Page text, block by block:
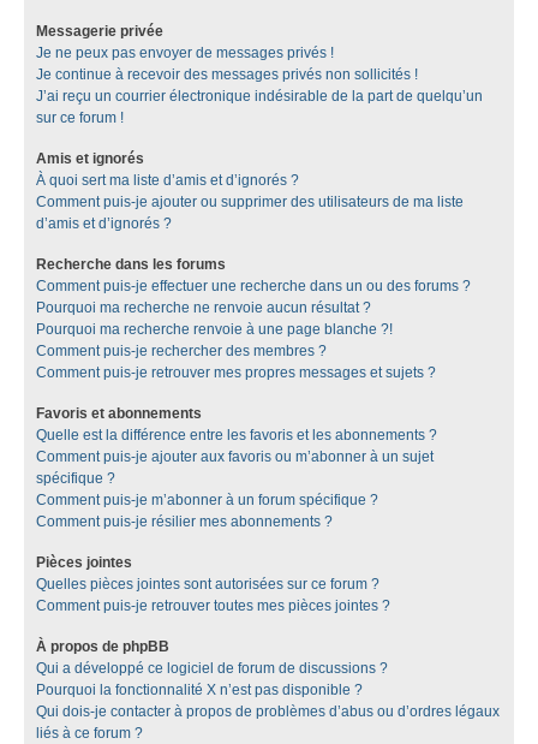
Messagerie privée
Je ne peux pas envoyer de messages privés !
Je continue à recevoir des messages privés non sollicités !
J’ai reçu un courrier électronique indésirable de la part de quelqu’un
sur ce forum !
Amis et ignorés
À quoi sert ma liste d’amis et d’ignorés ?
Comment puis-je ajouter ou supprimer des utilisateurs de ma liste
d’amis et d’ignorés ?
Recherche dans les forums
Comment puis-je effectuer une recherche dans un ou des forums ?
Pourquoi ma recherche ne renvoie aucun résultat ?
Pourquoi ma recherche renvoie à une page blanche ?!
Comment puis-je rechercher des membres ?
Comment puis-je retrouver mes propres messages et sujets ?
Favoris et abonnements
Quelle est la différence entre les favoris et les abonnements ?
Comment puis-je ajouter aux favoris ou m’abonner à un sujet
spécifique ?
Comment puis-je m’abonner à un forum spécifique ?
Comment puis-je résilier mes abonnements ?
Pièces jointes
Quelles pièces jointes sont autorisées sur ce forum ?
Comment puis-je retrouver toutes mes pièces jointes ?
À propos de phpBB
Qui a développé ce logiciel de forum de discussions ?
Pourquoi la fonctionnalité X n’est pas disponible ?
Qui dois-je contacter à propos de problèmes d’abus ou d’ordres légaux
liés à ce forum ?